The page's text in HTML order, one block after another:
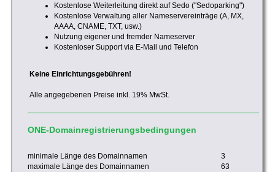
Kostenlose Weiterleitung direkt auf Sedo ("Sedoparking")
Kostenlose Verwaltung aller Nameservereinträge (A, MX,
AAAA, CNAME, TXT, usw.)
Nutzung eigener und fremder Nameserver
Kostenloser Support via E-Mail und Telefon
Keine Einrichtungsgebühren!
Alle angegebenen Preise inkl. 19% MwSt.
ONE-Domainregistrierungsbedingungen
minimale Länge des Domainnamen
3
maximale Länge des Domainnamen
63